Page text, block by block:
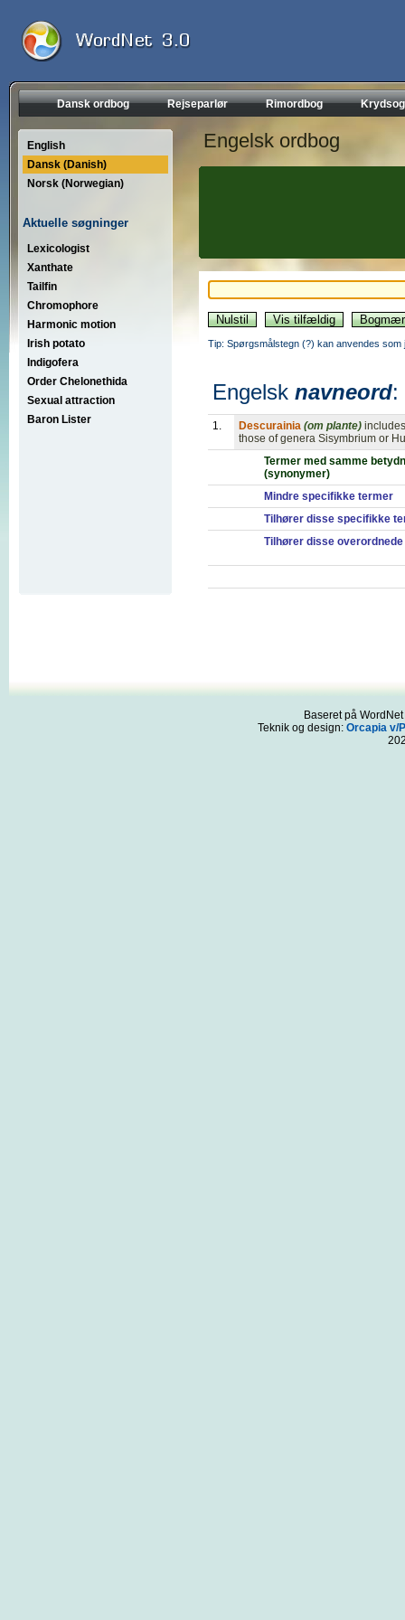
Dansk ordbog Rejseparlør Rimordbog
English
Dansk (Danish)
Norsk (Norwegian)
Aktuelle søgninger
Lexicologist
Xanthate
Tailfin
Chromophore
Harmonic motion
Irish potato
Indigofera
Order Chelonethida
Sexual attraction
Baron Lister
Engelsk ordbog
Tip: Spørgsmålstegn (?) kan anvendes
Engelsk navneord:
1. Descurainia (om plante)
those of genera Sisymbrium or
Termer med samme
(synonymer)
Mindre specifikke termer
Tilhører disse specifikke
Tilhører disse
Baseret på
Teknik og design: Orcapia v/